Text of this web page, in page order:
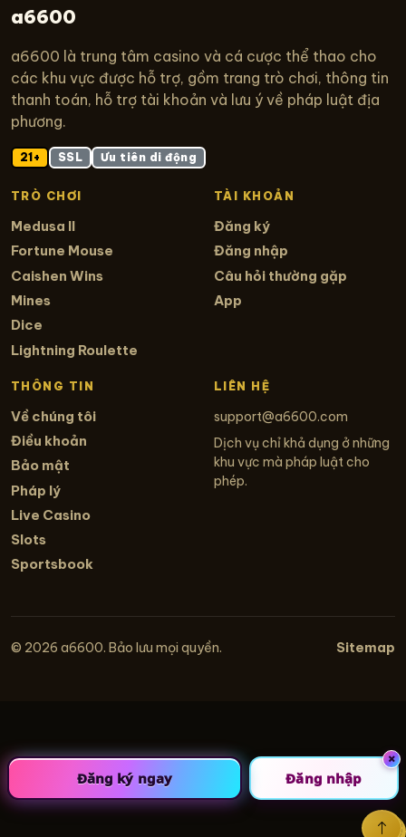
a6600
a6600 là trung tâm casino và cá cược thể thao cho
các khu vực được hỗ trợ, gồm trang trò chơi, thông tin
thanh toán, hỗ trợ tài khoản và lưu ý về pháp luật địa
phương.
21+ SSL Ưu tiên di động
TRÒ CHƠI
Medusa II
Fortune Mouse
Caishen Wins
Mines
Dice
Lightning Roulette
TÀI KHOẢN
Đăng ký
Đăng nhập
Câu hỏi thường gặp
App
THÔNG TIN
Về chúng tôi
Điều khoản
Bảo mật
Pháp lý
Live Casino
Slots
Sportsbook
LIÊN HỆ
support@a6600.com
Dịch vụ chỉ khả dụng ở những
khu vực mà pháp luật cho
phép.
© 2026 a6600. Bảo lưu mọi quyền. Sitemap
Đăng ký ngay Đăng nhập
×